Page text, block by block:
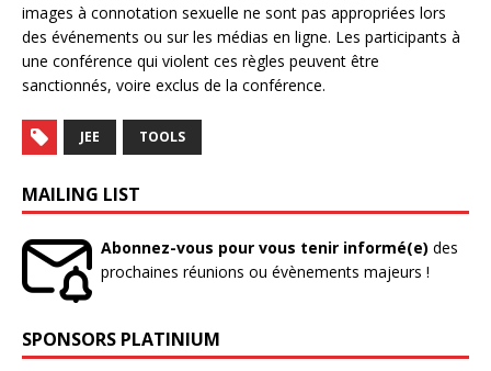
images à connotation sexuelle ne sont pas appropriées lors
des événements ou sur les médias en ligne. Les participants à
une conférence qui violent ces règles peuvent être
sanctionnés, voire exclus de la conférence.
JEE TOOLS
MAILING LIST
Abonnez-vous pour vous tenir informé(e) des
prochaines réunions ou évènements majeurs !
SPONSORS PLATINIUM